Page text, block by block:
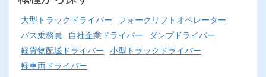
大型トラックドライバー
フォークリフトオペレーター
バス乗務員
自社企業ドライバー
ダンプドライバー
軽貨物配送ドライバー 小型トラックドライバー
軽車両ドライバー